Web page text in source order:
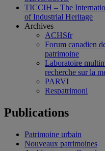
TICCIH – The
of Industrial Heritage
Archives
ACHSfr
Forum canadien
patrimoine
Laboratoire
recherche sur la
PARVI
Respatrimoni
Publications
Patrimoine urbain
Nouveaux patrimoines